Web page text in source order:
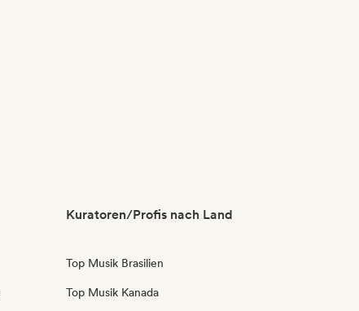
Kuratoren/Profis nach Land
Top Musik Brasilien
Top Musik Kanada